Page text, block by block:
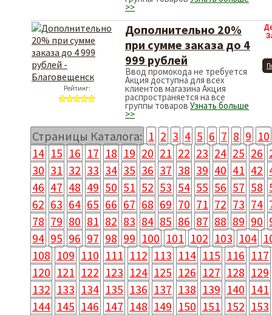
>>
Рейтинг:
Дополнительно 20%
при сумме заказа до 4
999 рублей
Ввод промокода не требуется
Акция доступна для всех
клиентов магазина Акция
распространяется на все
группы товаров Узнать больше
>>
Страницы Каталога: 1 2 3 4 5 6 7 8 9 10
14 15 16 17 18 19 20 21 22 23 24 25 26
30 31 32 33 34 35 36 37 38 39 40 41 42
46 47 48 49 50 51 52 53 54 55 56 57 58
62 63 64 65 66 67 68 69 70 71 72 73 74
78 79 80 81 82 83 84 85 86 87 88 89 90
94 95 96 97 98 99 100 101 102 103 104
108 109 110 111 112 113 114 115 116 117
120 121 122 123 124 125 126 127 128 129
132 133 134 135 136 137 138 139 140 141
144 145 146 147 148 149 150 151 152 153